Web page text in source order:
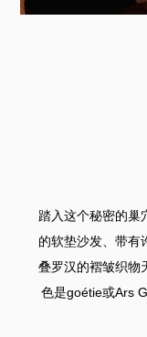
踏入这个秘密的巢
的软垫沙发、带有
叠罗汉的褶皱织物
色是goétie或Ars